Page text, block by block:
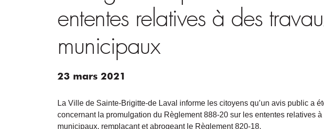
ententes relatives à des
municipaux
23 mars 2021
La Ville de Sainte-Brigitte-de Laval informe les citoyens qu’un avis public a
concernant la promulgation du Règlement 888-20 sur les ententes relatives à
municipaux, remplaçant et abrogeant le Règlement 820-18.